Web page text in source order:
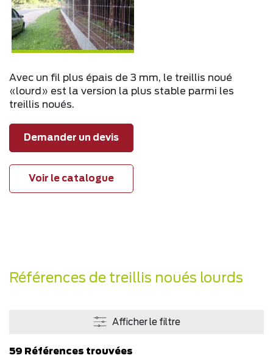
Avec un fil plus épais de 3 mm, le treillis noué
«lourd» est la version la plus stable parmi les
treillis noués.
Demander un devis
Voir le catalogue
Références de treillis noués lourds
Afficher le filtre
59 Références trouvées